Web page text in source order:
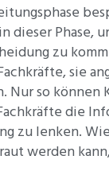
dieser
zu
sie
Nur so
die
zu lenken.
werden